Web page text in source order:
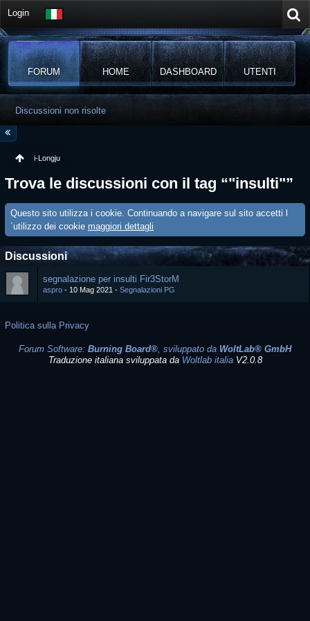
Login
FORUM HOME DASHBOARD UTENTI
Discussioni non risolte
i-Longju
Trova le discussioni con il tag “"insulti"”
Questo sito utilizza i cookie. Continuando a navigare sul sito accetti l
´utilizzo dei cookie maggiori dettagli
Discussioni
segnalazione per insulti Fir3StorM
aspro 10 Mag 2021 Segnalazioni PG
Politica sulla Privacy
Forum Software: Burning Board®, sviluppato da WoltLab® GmbH
Traduzione italiana sviluppata da Woltlab italiaV2.0.8